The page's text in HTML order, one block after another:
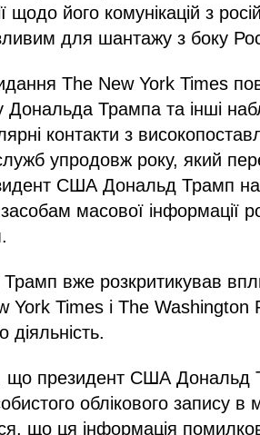
щодо його комунікацій з
для шантажу з боку
The New York Times
Дональда Трампа та інші
контакти з
упродовж року, який
США Дональд Трамп
масової інформації
вже розкритикував
York Times і The Washington
діяльність.
що президент США Дональд
облікового запису в
що ця інформація